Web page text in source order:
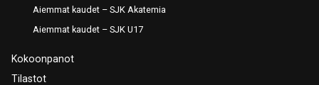
Aiemmat kaudet – SJK Akatemia
Aiemmat kaudet – SJK U17
Kokoonpanot
Tilastot